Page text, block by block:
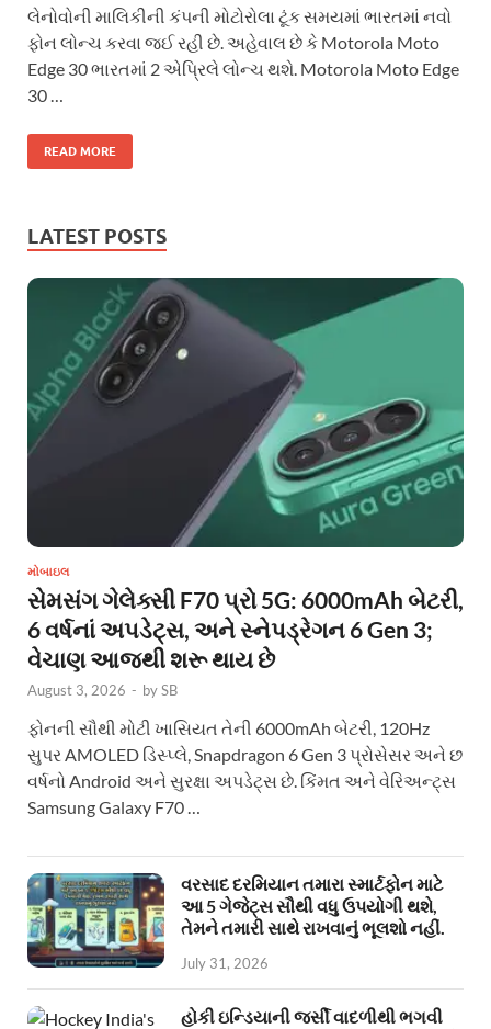
લેનોવોની માલિકીની કંપની મોટોરોલા ટૂંક સમયમાં ભારતમાં નવો
ફોન લોન્ચ કરવા જઈ રહી છે. અહેવાલ છે કે Motorola Moto
Edge 30 ભારતમાં 2 એપ્રિલે લોન્ચ થશે. Motorola Moto Edge
30 …
READ MORE
LATEST POSTS
મોબાઇલ
સેમસંગ ગેલેક્સી F70 પ્રો 5G: 6000mAh બેટરી,
6 વર્ષનાં અપડેટ્સ, અને સ્નેપડ્રેગન 6 Gen 3;
વેચાણ આજથી શરૂ થાય છે
August 3, 2026 - bySB
ફોનની સૌથી મોટી ખાસિયત તેની 6000mAh બેટરી, 120Hz
સુપર AMOLED ડિસ્પ્લે, Snapdragon 6 Gen 3 પ્રોસેસર અને છ
વર્ષનો Android અને સુરક્ષા અપડેટ્સ છે. કિંમત અને વેરિઅન્ટ્સ
Samsung Galaxy F70 …
વરસાદ દરમિયાન તમારા સ્માર્ટફોન માટે
આ 5 ગેજેટ્સ સૌથી વધુ ઉપયોગી થશે,
તેમને તમારી સાથે રાખવાનું ભૂલશો નહીં.
July 31, 2026
હોકી ઇન્ડિયાની જર્સી વાદળીથી ભગવી